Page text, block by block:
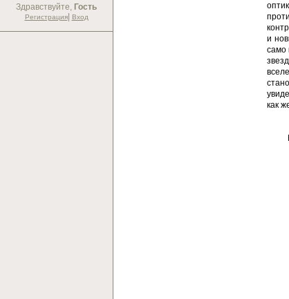
Здравствуйте, Гость
Регистрация| Вход
и
само
как